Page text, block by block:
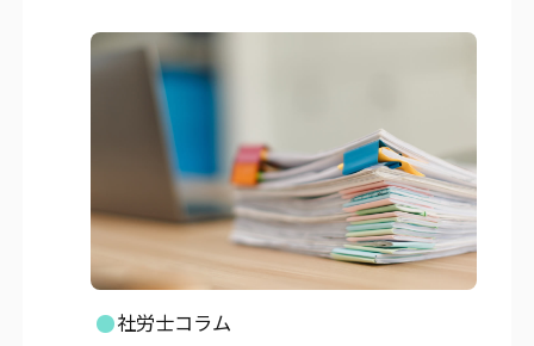
社労士コラム